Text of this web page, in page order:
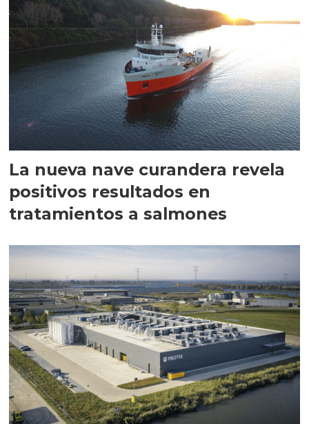
La nueva nave curandera revela
positivos resultados en
tratamientos a salmones